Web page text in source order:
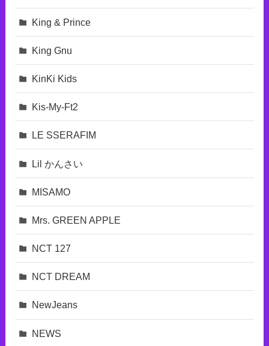
King & Prince
King Gnu
KinKi Kids
Kis-My-Ft2
LE SSERAFIM
Lil かんさい
MISAMO
Mrs. GREEN APPLE
NCT 127
NCT DREAM
NewJeans
NEWS